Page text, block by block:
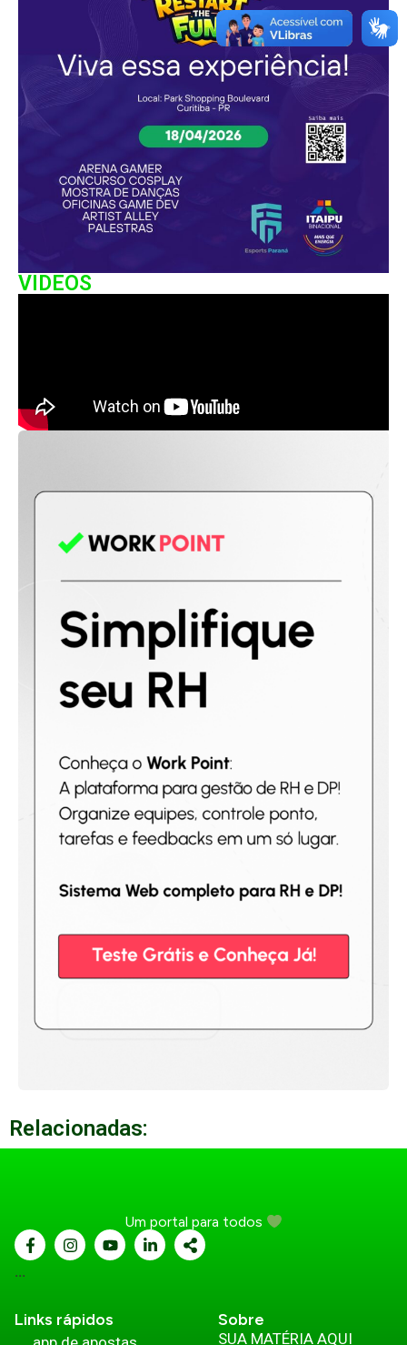
VIDEOS
Relacionadas:
Um portal para todos
...
Links rápidos Sobre
SUA MATÉRIA AQUI